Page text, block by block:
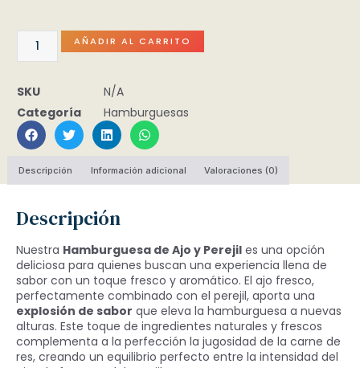
AÑADIR AL CARRITO
SKU
N/A
Categoría
Hamburguesas
Descripción Información adicional Valoraciones (0)
Descripción
Nuestra Hamburguesa de Ajo y Perejil es una opción
deliciosa para quienes buscan una experiencia llena de
sabor con un toque fresco y aromático. El ajo fresco,
perfectamente combinado con el perejil, aporta una
explosión de sabor que eleva la hamburguesa a nuevas
alturas. Este toque de ingredientes naturales y frescos
complementa a la perfección la jugosidad de la carne de
res, creando un equilibrio perfecto entre la intensidad del